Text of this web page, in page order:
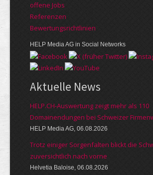
offene Jobs
Referenzen
Bewer­tungs­richt­linien
HELP Media AG in Social Networks
Aktuelle News
HELP.CH-Auswertung zeigt mehr als 110
Domainendungen bei Schweizer
HELP Media AG, 06.08.2026
Trotz einiger Sorgenfalten blickt die
zuversichtlich nach vorne
Helvetia Baloise, 06.08.2026